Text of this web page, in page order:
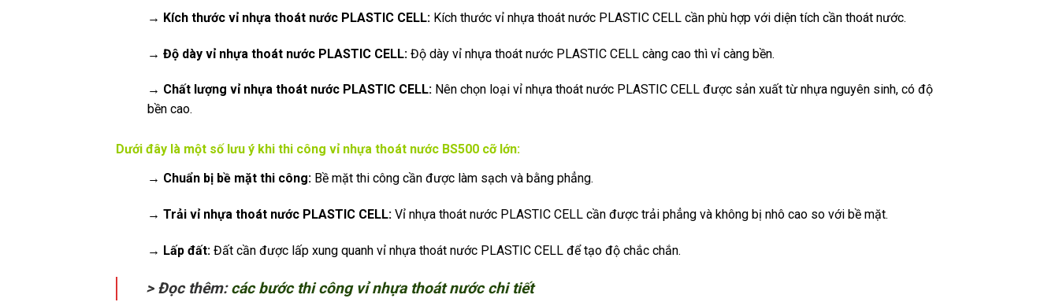
→ Kích thước vỉ nhựa thoát nước PLASTIC CELL: Kích thước vỉ nhựa thoát nước PLASTIC CELL cần phù hợp với diện tích cần thoát nước.
→ Độ dày vỉ nhựa thoát nước PLASTIC CELL: Độ dày vỉ nhựa thoát nước PLASTIC CELL càng cao thì vỉ càng bền.
→ Chất lượng vỉ nhựa thoát nước PLASTIC CELL: Nên chọn loại vỉ nhựa thoát nước PLASTIC CELL được sản xuất từ nhựa nguyên sinh, có độ
bền cao.
Dưới đây là một số lưu ý khi thi công vỉ nhựa thoát nước BS500 cỡ lớn:
→ Chuẩn bị bề mặt thi công: Bề mặt thi công cần được làm sạch và bằng phẳng.
→ Trải vỉ nhựa thoát nước PLASTIC CELL: Vỉ nhựa thoát nước PLASTIC CELL cần được trải phẳng và không bị nhô cao so với bề mặt.
→ Lấp đất: Đất cần được lấp xung quanh vỉ nhựa thoát nước PLASTIC CELL để tạo độ chắc chắn.
> Đọc thêm:các bước thi công vỉ nhựa thoát nước chi tiết